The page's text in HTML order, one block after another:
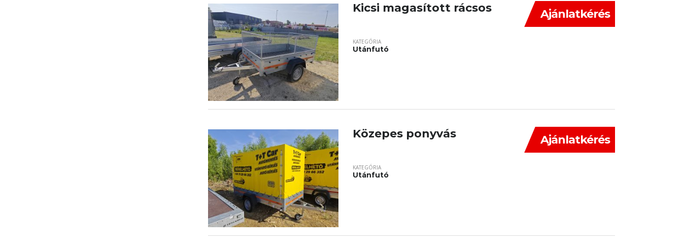
Ajánlatkérés
Kicsi magasított rácsos
KATEGÓRIA
Utánfutó
Ajánlatkérés
Közepes ponyvás
KATEGÓRIA
Utánfutó